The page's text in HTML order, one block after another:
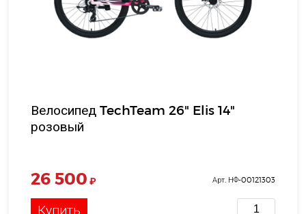
Велосипед TechTeam 26" Elis 14"
розовый
26 500 ₽ Арт. НФ-00121303
Купить